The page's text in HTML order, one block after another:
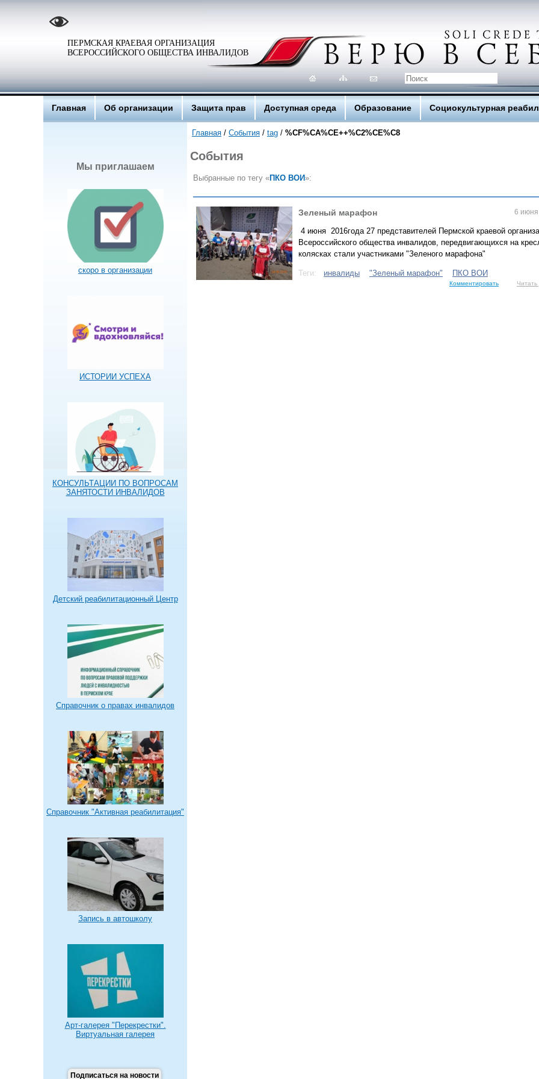
ПЕРМСКАЯ КРАЕВАЯ ОРГАНИЗАЦИЯ
ВСЕРОССИЙСКОГО ОБЩЕСТВА ИНВАЛИДОВ
Главная Об организации Защита прав Доступная среда Образование Социокультурная
Мы приглашаем
скоро в организации
ИСТОРИИ УСПЕХА
КОНСУЛЬТАЦИИ ПО ВОПРОСАМ
ЗАНЯТОСТИ ИНВАЛИДОВ
Детский реабилитационный Центр
Справочник о правах инвалидов
Справочник "Активная реабилитация"
Запись в автошколу
Арт-галерея "Перекрестки".
Виртуальная галерея
Подписаться на новости
Главная / События / tag / %CF%CA%CE++%C2%CE%C8
События
Выбранные по тегу «ПКО ВОИ»:
6
Зеленый марафон
4 июня 2016года 27 представителей Пермской краевой
Всероссийского общества инвалидов, передвигающихся на
колясках стали участниками "Зеленого марафона"
Теги: инвалиды "Зеленый марафон" ПКО ВОИ
Читать
Комментировать